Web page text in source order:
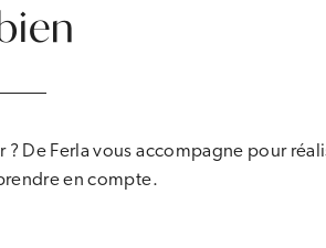
De Ferla vous accompagne pour
en compte.